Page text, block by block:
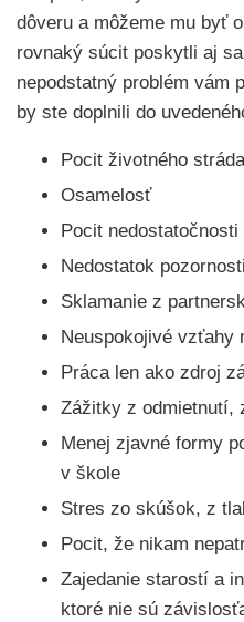
dôveru a môžeme mu byť
rovnaký súcit poskytli aj
nepodstatný problém vám
by ste doplnili do
Pocit životného
Osamelosť
Pocit nedostatočnosti
Nedostatok
Sklamanie z
Neuspokojivé vzťahy
Práca len ako zdroj
Zážitky z odmietnutí,
Menej zjavné formy
v škole
Stres zo skúšok, z
Pocit, že nikam
Zajedanie starostí a
ktoré nie sú